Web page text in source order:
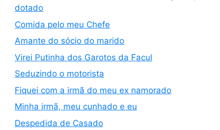
dotado
Comida pelo meu Chefe
Amante do sócio do marido
Virei Putinha dos Garotos da Facul
Seduzindo o motorista
Fiquei com a irmã do meu ex namorado
Minha irmã, meu cunhado e eu
Despedida de Casado